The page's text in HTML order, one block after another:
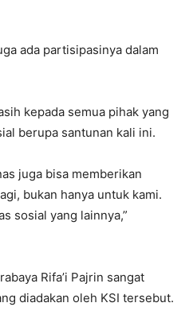
ada partisipasinya dalam
kepada semua pihak yang
berupa santunan kali ini.
juga bisa memberikan
bukan hanya untuk kami.
sosial yang lainnya,”
Rifa’i Pajrin sangat
diadakan oleh KSI tersebut.